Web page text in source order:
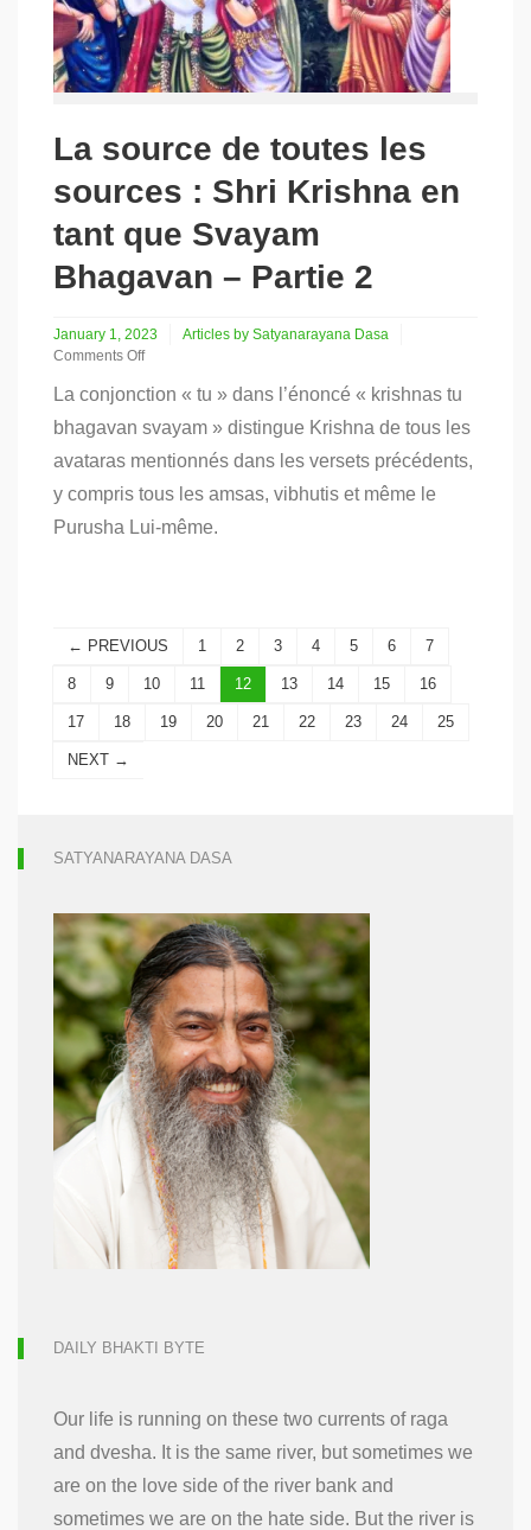
La source de toutes les
sources : Shri Krishna en
tant que Svayam
Bhagavan – Partie 2
January 1, 2023
Articles by Satyanarayana Dasa
Comments Off
La
source
de
toutes
sources
:
Svayam
Bhagavan
Partie
La conjonction « tu » dans l’énoncé « krishnas tu
bhagavan svayam » distingue Krishna de tous les
avataras mentionnés dans les versets précédents,
y compris tous les amsas, vibhutis et même le
Purusha Lui-même.
← PREVIOUS 1 2 3 4 5 6 7
8 9 10 11 12 13 14 15 16
17 18 19 20 21 22 23 24 25
NEXT →
SATYANARAYANA DASA
DAILY BHAKTI BYTE
Our life is running on these two currents of raga
and dvesha. It is the same river, but sometimes we
are on the love side of the river bank and
sometimes we are on the hate side. But the river is